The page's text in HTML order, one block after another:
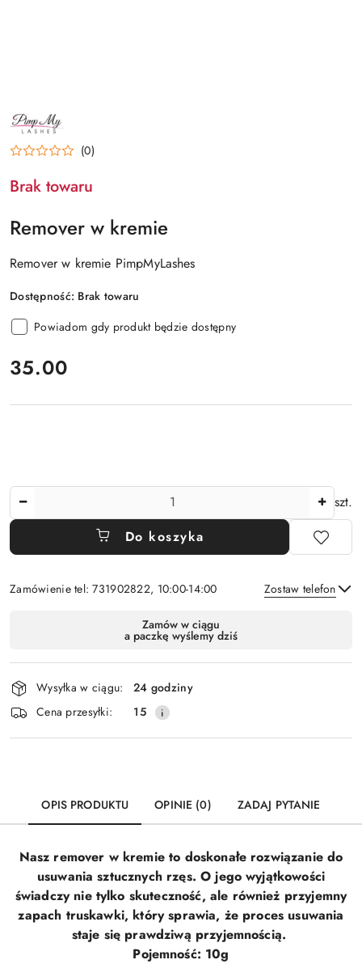
NAZWA
PRODUCENTA:
(0)
Brak towaru
Remover w kremie
Remover w kremie PimpMyLashes
Dostępność: Brak towaru
Powiadom gdy produkt będzie dostępny
cena:
35.00
szt.
Do koszyka
Zamówienie tel: 731902822, 10:00-14:00 Zostaw telefon
Wyślij
dostawa
Zamów w ciągu
a paczkę wyślemy dziś
Wysyłka w ciągu:
24 godziny
Cena przesyłki:
15
OPIS PRODUKTU OPINIE (0) ZADAJ PYTANIE
Nasz remover w kremie to doskonałe rozwiązanie do
usuwania sztucznych rzęs. O jego wyjątkowości
świadczy nie tylko skuteczność, ale również przyjemny
zapach truskawki, który sprawia, że proces usuwania
staje się prawdziwą przyjemnością.
Pojemność: 10g